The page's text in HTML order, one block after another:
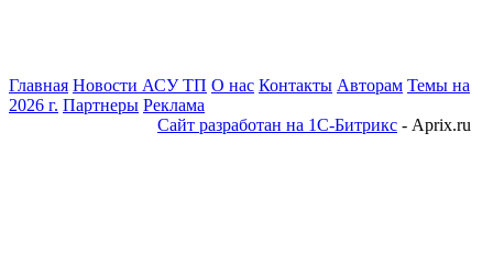
Главная Новости АСУ ТП О нас Контакты Авторам Темы на
2026 г. Партнеры Реклама
Сайт разработан на 1С-Битрикс - Aprix.ru